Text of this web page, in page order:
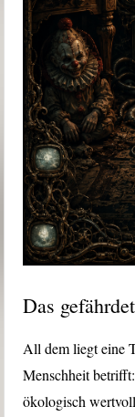
Das
All dem liegt eine
Menschheit
ökologisch